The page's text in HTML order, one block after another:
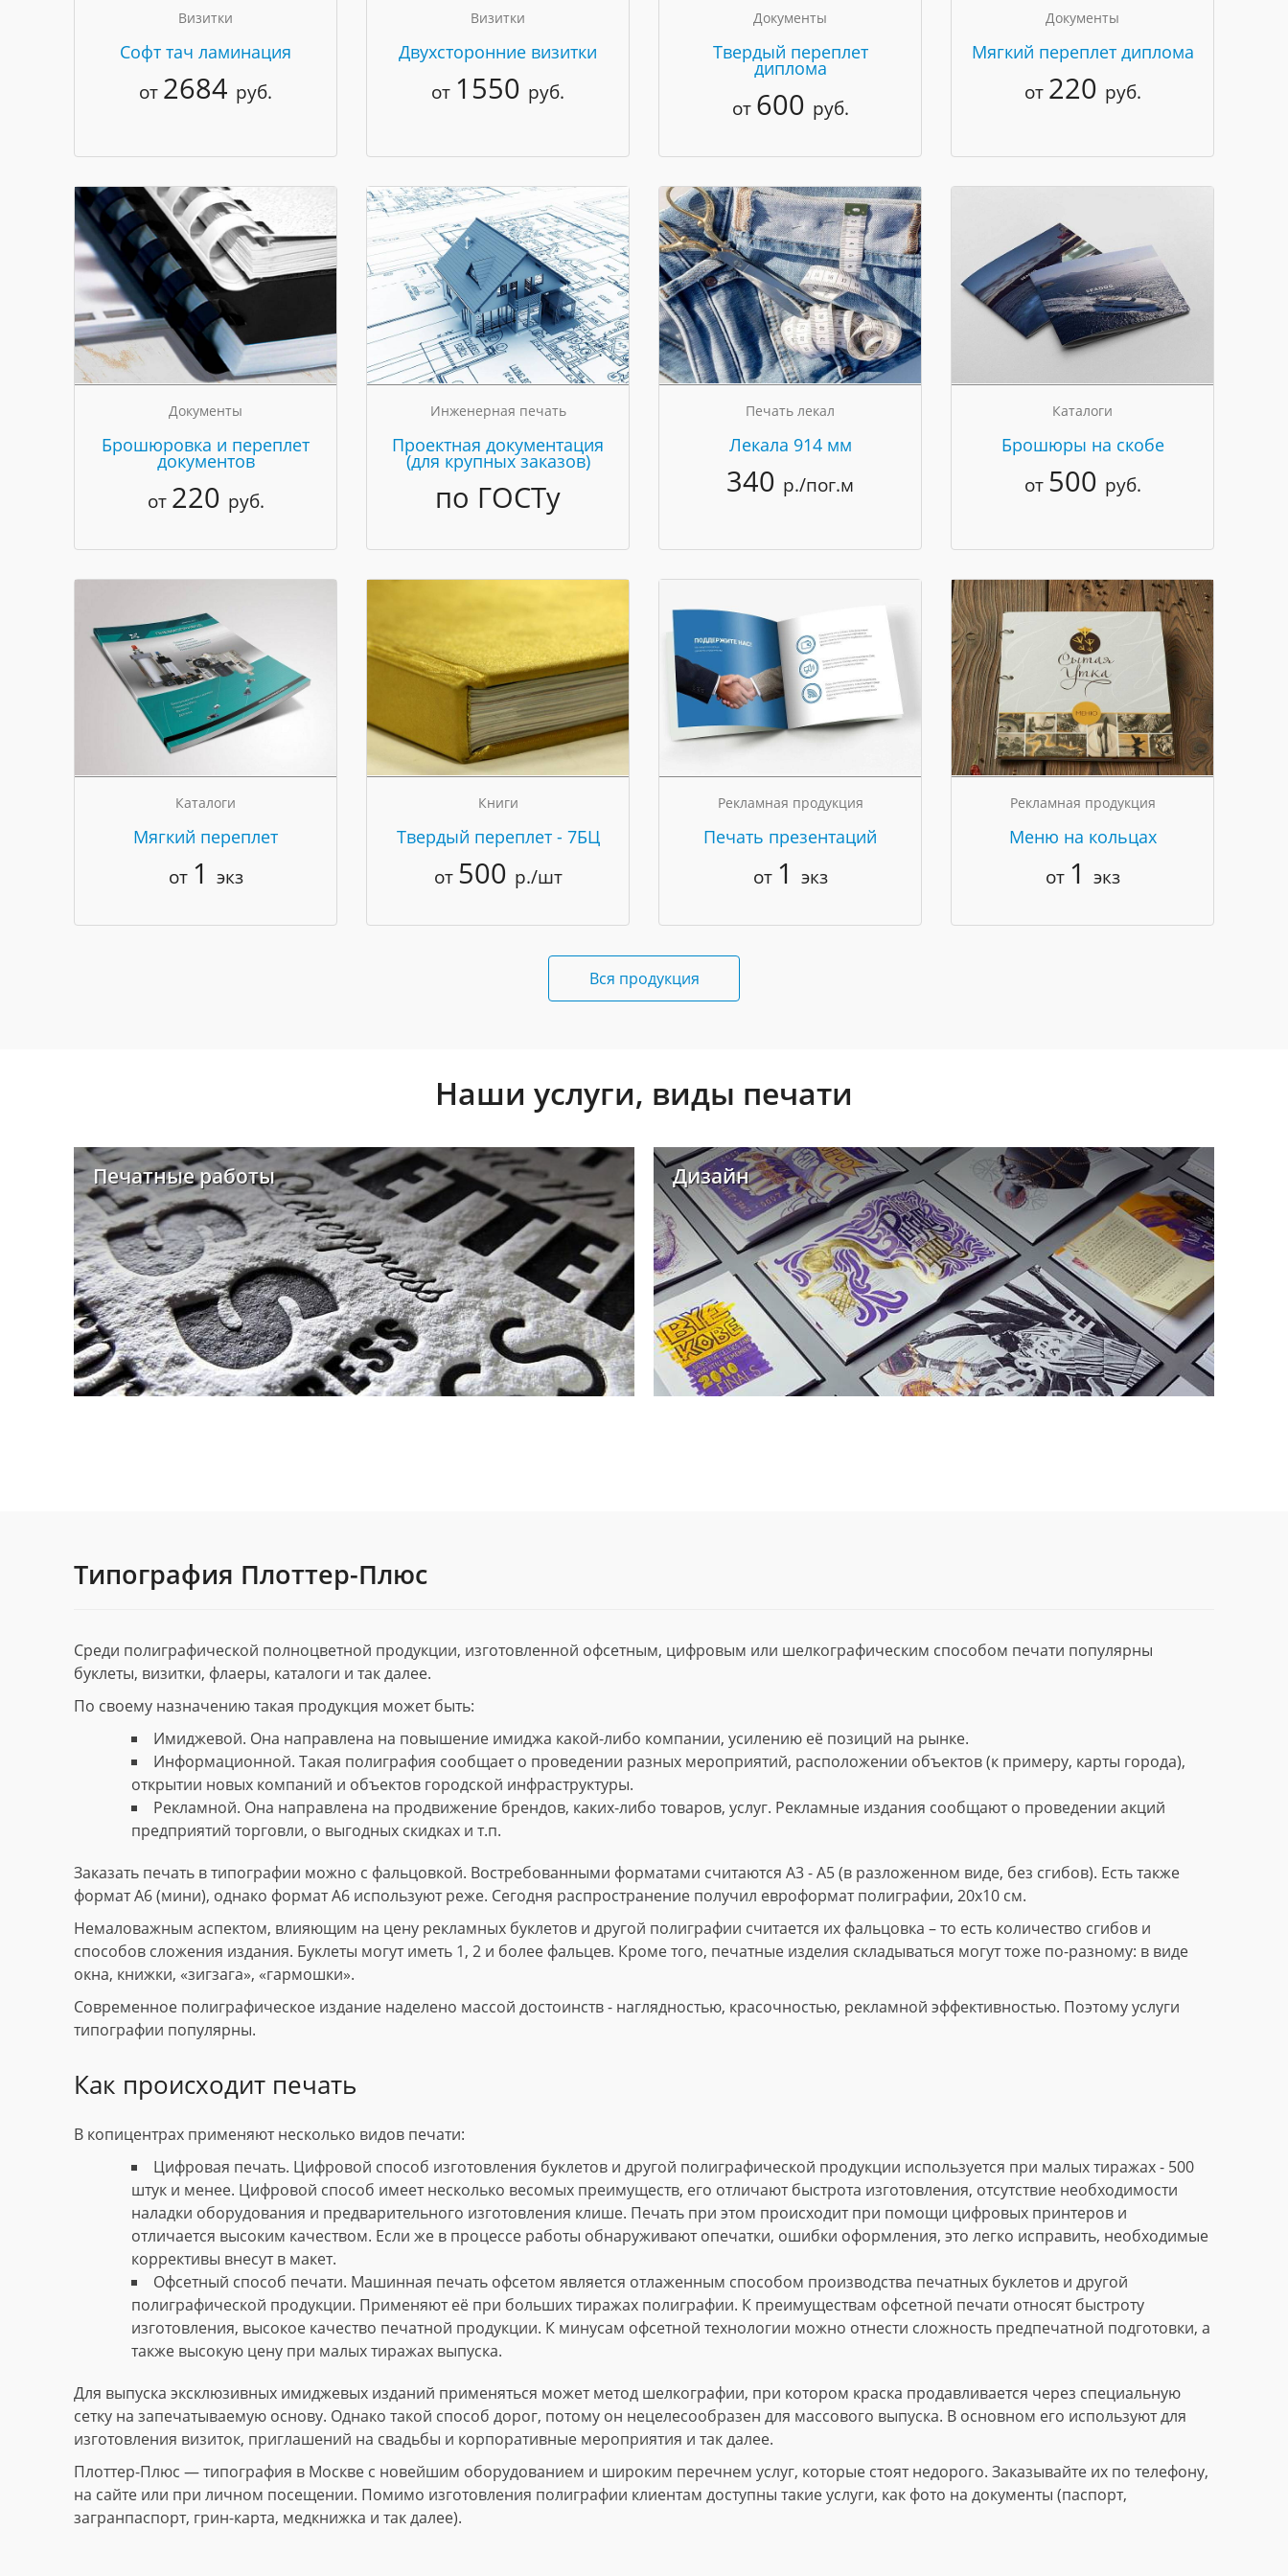
Визитки
Cофт тач ламинация
от 2684 руб.
Визитки
Двухсторонние визитки
от 1550 руб.
Документы
Твердый переплет
диплома
от 600 руб.
Документы
Мягкий переплет диплома
от 220 руб.
Документы
Брошюровка и переплет
документов
от 220 руб.
Инженерная печать
Проектная документация
(для крупных заказов)
по ГОСТу
Печать лекал
Лекала 914 мм
340 р./пог.м
Каталоги
Брошюры на скобе
от 500 руб.
Каталоги
Мягкий переплет
от 1 экз
Книги
Твердый переплет - 7БЦ
от 500 р./шт
Рекламная продукция
Печать презентаций
от 1 экз
Рекламная продукция
Меню на кольцах
от 1 экз
Вся продукция
Наши услуги, виды печати
Печатные работы Дизайн
Типография Плоттер-Плюс
Среди полиграфической полноцветной продукции, изготовленной офсетным, цифровым или шелкографическим способом печати популярны
буклеты, визитки, флаеры, каталоги и так далее.
По своему назначению такая продукция может быть:
Имиджевой. Она направлена на повышение имиджа какой-либо компании, усилению её позиций на рынке.
Информационной. Такая полиграфия сообщает о проведении разных мероприятий, расположении объектов (к примеру, карты города),
открытии новых компаний и объектов городской инфраструктуры.
Рекламной. Она направлена на продвижение брендов, каких-либо товаров, услуг. Рекламные издания сообщают о проведении акций
предприятий торговли, о выгодных скидках и т.п.
Заказать печать в типографии можно с фальцовкой. Востребованными форматами считаются А3 - А5 (в разложенном виде, без сгибов). Есть также
формат А6 (мини), однако формат А6 используют реже. Сегодня распространение получил евроформат полиграфии, 20х10 см.
Немаловажным аспектом, влияющим на цену рекламных буклетов и другой полиграфии считается их фальцовка – то есть количество сгибов и
способов сложения издания. Буклеты могут иметь 1, 2 и более фальцев. Кроме того, печатные изделия складываться могут тоже по-разному: в виде
окна, книжки, «зигзага», «гармошки».
Современное полиграфическое издание наделено массой достоинств - наглядностью, красочностью, рекламной эффективностью. Поэтому услуги
типографии популярны.
Как происходит печать
В копицентрах применяют несколько видов печати:
Цифровая печать. Цифровой способ изготовления буклетов и другой полиграфической продукции используется при малых тиражах - 500
штук и менее. Цифровой способ имеет несколько весомых преимуществ, его отличают быстрота изготовления, отсутствие необходимости
наладки оборудования и предварительного изготовления клише. Печать при этом происходит при помощи цифровых принтеров и
отличается высоким качеством. Если же в процессе работы обнаруживают опечатки, ошибки оформления, это легко исправить, необходимые
коррективы внесут в макет.
Офсетный способ печати. Машинная печать офсетом является отлаженным способом производства печатных буклетов и другой
полиграфической продукции. Применяют её при больших тиражах полиграфии. К преимуществам офсетной печати относят быстроту
изготовления, высокое качество печатной продукции. К минусам офсетной технологии можно отнести сложность предпечатной подготовки, а
также высокую цену при малых тиражах выпуска.
Для выпуска эксклюзивных имиджевых изданий применяться может метод шелкографии, при котором краска продавливается через специальную
сетку на запечатываемую основу. Однако такой способ дорог, потому он нецелесообразен для массового выпуска. В основном его используют для
изготовления визиток, приглашений на свадьбы и корпоративные мероприятия и так далее.
Плоттер-Плюс — типография в Москве с новейшим оборудованием и широким перечнем услуг, которые стоят недорого. Заказывайте их по телефону,
на сайте или при личном посещении. Помимо изготовления полиграфии клиентам доступны такие услуги, как фото на документы (паспорт,
загранпаспорт, грин-карта, медкнижка и так далее).